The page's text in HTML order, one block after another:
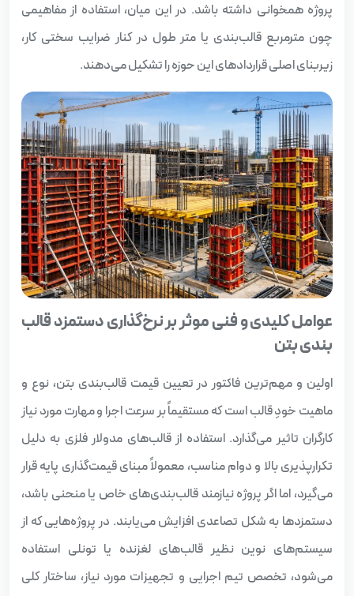
پروژه همخوانی داشته باشد. در این میان، استفاده از مفاهیمی
چون مترمربع قالب‌بندی یا متر طول در کنار ضرایب سختی کار،
زیربنای اصلی قراردادهای این حوزه را تشکیل می‌دهند.
عوامل کلیدی و فنی موثر بر نرخ‌گذاری دستمزد قالب‌
بندی بتن
اولین و مهم‌ترین فاکتور در تعیین قیمت قالب‌بندی بتن، نوع و
ماهیت خودِ قالب است که مستقیماً بر سرعت اجرا و مهارت مورد نیاز
کارگران تاثیر می‌گذارد. استفاده از قالب‌های مدولار فلزی به دلیل
تکرارپذیری بالا و دوام مناسب، معمولاً مبنای قیمت‌گذاری پایه قرار
می‌گیرد، اما اگر پروژه نیازمند قالب‌بندی‌های خاص یا منحنی باشد،
دستمزدها به شکل تصاعدی افزایش می‌یابند. در پروژه‌هایی که از
سیستم‌های نوین نظیر قالب‌های لغزنده یا تونلی استفاده
می‌شود، تخصص تیم اجرایی و تجهیزات مورد نیاز، ساختار کلی